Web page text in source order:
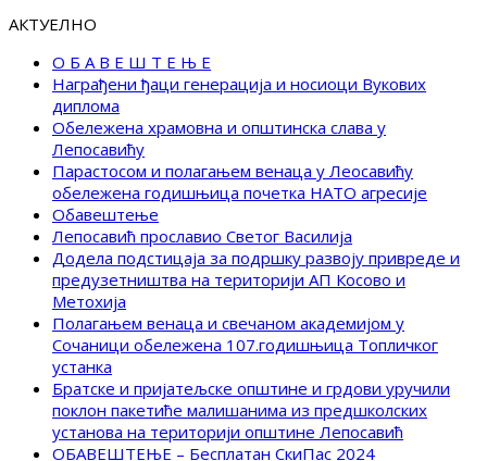
АКТУЕЛНО
О Б А В Е Ш Т Е Њ Е
Награђени ђаци генерација и носиоци Вукових
диплома
Обележена храмовна и општинска слава у
Лепосавићу
Парастосом и полагањем венаца у Леосавићу
обележена годишњица почетка НАТО агресије
Обавештење
Лепосавић прославио Светог Василија
Додела подстицаја за подршку развоју привреде и
предузетништва на територији АП Косово и
Метохија
Полагањем венаца и свечаном академијом у
Сочаници обележена 107.годишњица Топличког
устанка
Братске и пријатељске општине и грдови уручили
поклон пакетиће малишанима из предшколских
установа на територији општине Лепосавић
ОБАВЕШТЕЊЕ – Бесплатан СкиПас 2024